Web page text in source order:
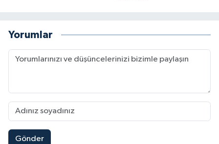
Yorumlar
Gönder